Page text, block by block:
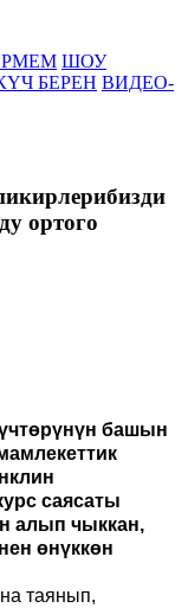
ШОУ
БЕРЕН ВИДЕО-
ортого
башын
саясаты
алып чыккан,
өнүккөн
таянып,